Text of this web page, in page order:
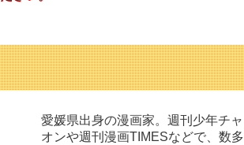
愛媛県出身の漫画家。週刊少年チ
オンや週刊漫画TIMESなどで、数